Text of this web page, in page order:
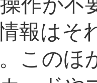
報はそ
このほ